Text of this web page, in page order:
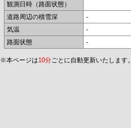
観測日時（路面状態）
道路周辺の積雪深
-
気温
-
路面状態
-
※本ページは10分ごとに自動更新いたします。